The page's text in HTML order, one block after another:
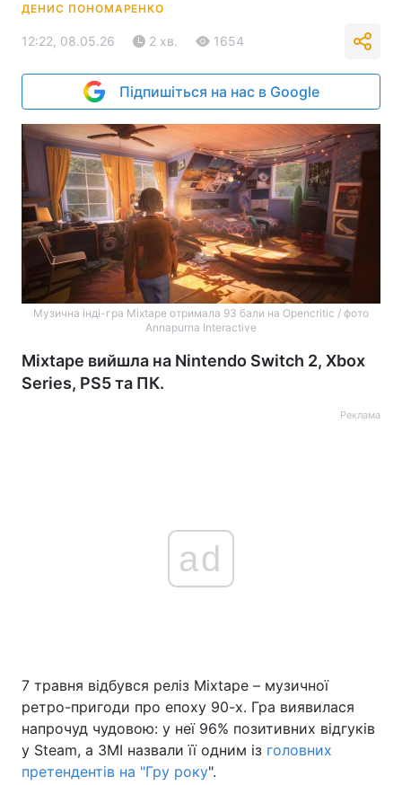
ДЕНИС ПОНОМАРЕНКО
12:22, 08.05.26 2 хв. 1654
Підпишіться на нас в Google
Музична інді-гра Mixtape отримала 93 бали на Opencritic / фото
Annapurna Interactive
Mixtape вийшла на Nintendo Switch 2, Xbox
Series, PS5 та ПК.
Реклама
ad
7 травня відбувся реліз Mixtape – музичної
ретро-пригоди про епоху 90-х. Гра виявилася
напрочуд чудовою: у неї 96% позитивних відгуків
у Steam, а ЗМІ назвали її одним із головних
претендентів на "Гру року".